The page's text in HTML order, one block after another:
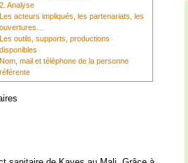
2. Analyse
Les acteurs impliqués, les partenariats, les
ouvertures…
Les outils, supports, productions
disponibles
Nom, mail et téléphone de la personne
référente